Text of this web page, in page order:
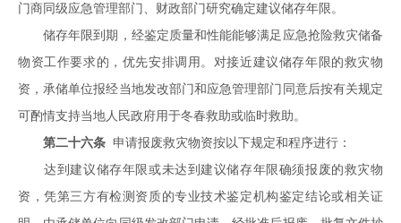
门商同级应急管理部门、财政部门研究确定建议储存年限。
储存年限到期，经鉴定质量和性能能够满足应急抢险救灾储备
物资工作要求的，优先安排调用。对接近建议储存年限的救灾物
资，承储单位报经当地发改部门和应急管理部门同意后按有关规定
可酌情支持当地人民政府用于冬春救助或临时救助。
第二十六条 申请报废救灾物资按以下规定和程序进行：
达到建议储存年限或未达到建议储存年限确须报废的救灾物
资，凭第三方有检测资质的专业技术鉴定机构鉴定结论或相关证